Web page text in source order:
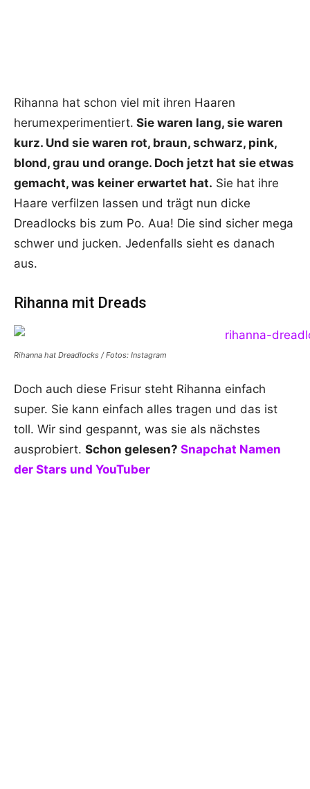
Rihanna hat schon viel mit ihren Haaren
herumexperimentiert. Sie waren lang, sie waren
kurz. Und sie waren rot, braun, schwarz, pink,
blond, grau und orange. Doch jetzt hat sie etwas
gemacht, was keiner erwartet hat. Sie hat ihre
Haare verfilzen lassen und trägt nun dicke
Dreadlocks bis zum Po. Aua! Die sind sicher mega
schwer und jucken. Jedenfalls sieht es danach
aus.
Rihanna mit Dreads
Rihanna hat Dreadlocks / Fotos: Instagram
Doch auch diese Frisur steht Rihanna einfach
super. Sie kann einfach alles tragen und das ist
toll. Wir sind gespannt, was sie als nächstes
ausprobiert. Schon gelesen? Snapchat Namen
der Stars und YouTuber